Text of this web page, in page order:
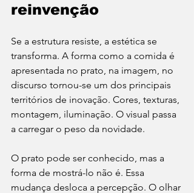
reinvenção
Se a estrutura resiste, a estética se
transforma. A forma como a comida é
apresentada no prato, na imagem, no
discurso tornou-se um dos principais
territórios de inovação. Cores, texturas,
montagem, iluminação. O visual passa
a carregar o peso da novidade.
O prato pode ser conhecido, mas a
forma de mostrá-lo não é. Essa
mudança desloca a percepção. O olhar